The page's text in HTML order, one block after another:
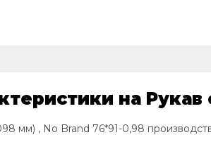
на
мм) , No Brand 76*91-0,98